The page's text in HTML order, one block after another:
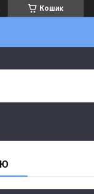
Кошик